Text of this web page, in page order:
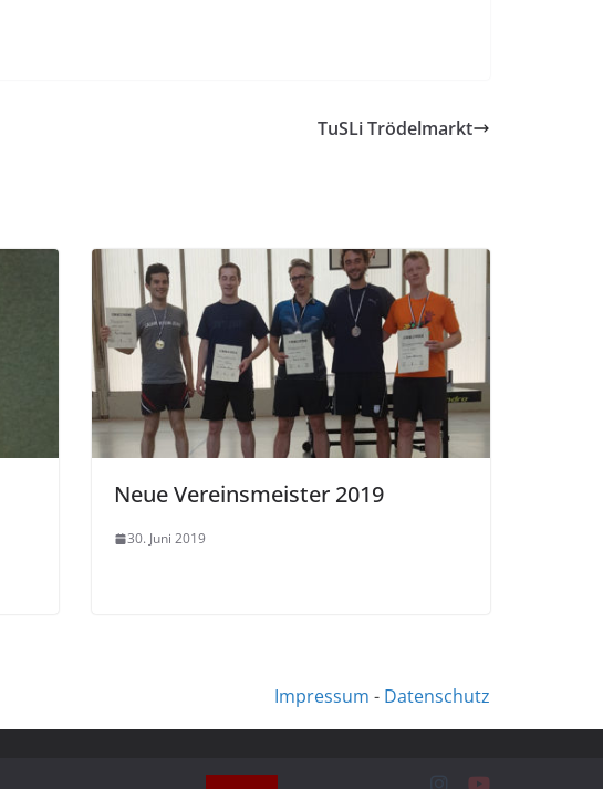
TuSLi Trödelmarkt
Neue Vereinsmeister 2019
30. Juni 2019
Impressum - Datenschutz